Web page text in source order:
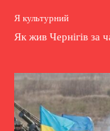
Я культурний
Як жив Чернігів за